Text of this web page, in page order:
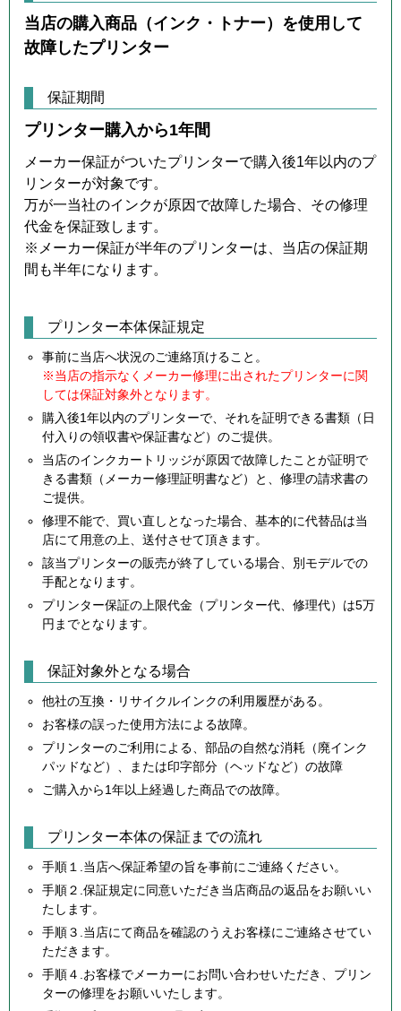
当店の購入商品（インク・トナー）を使用して
故障したプリンター
保証期間
プリンター購入から1年間
メーカー保証がついたプリンターで購入後1年以内のプ
リンターが対象です。
万が一当社のインクが原因で故障した場合、その修理
代金を保証致します。
※メーカー保証が半年のプリンターは、当店の保証期
間も半年になります。
プリンター本体保証規定
事前に当店へ状況のご連絡頂けること。
※当店の指示なくメーカー修理に出されたプリンターに関
しては保証対象外となります。
購入後1年以内のプリンターで、それを証明できる書類（日
付入りの領収書や保証書など）のご提供。
当店のインクカートリッジが原因で故障したことが証明で
きる書類（メーカー修理証明書など）と、修理の請求書の
ご提供。
修理不能で、買い直しとなった場合、基本的に代替品は当
店にて用意の上、送付させて頂きます。
該当プリンターの販売が終了している場合、別モデルでの
手配となります。
プリンター保証の上限代金（プリンター代、修理代）は5万
円までとなります。
保証対象外となる場合
他社の互換・リサイクルインクの利用履歴がある。
お客様の誤った使用方法による故障。
プリンターのご利用による、部品の自然な消耗（廃インク
パッドなど）、または印字部分（ヘッドなど）の故障
ご購入から1年以上経過した商品での故障。
プリンター本体の保証までの流れ
手順１.当店へ保証希望の旨を事前にご連絡ください。
手順２.保証規定に同意いただき当店商品の返品をお願いい
たします。
手順３.当店にて商品を確認のうえお客様にご連絡させてい
ただきます。
手順４.お客様でメーカーにお問い合わせいただき、プリン
ターの修理をお願いいたします。